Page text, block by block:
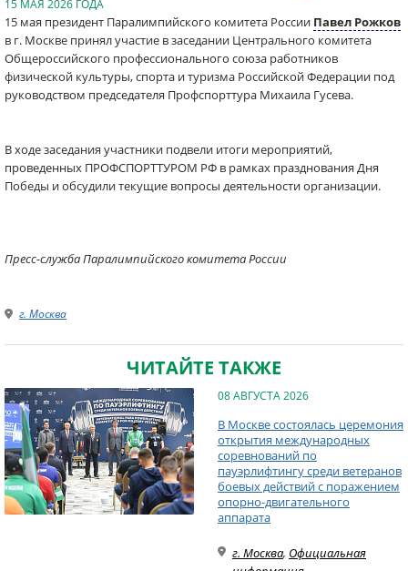
15 МАЯ 2026 ГОДА
15 мая президент Паралимпийского комитета России Павел Рожков
в г. Москве принял участие в заседании Центрального комитета
Общероссийского профессионального союза работников
физической культуры, спорта и туризма Российской Федерации под
руководством председателя Профспорттура Михаила Гусева.
В ходе заседания участники подвели итоги мероприятий,
проведенных ПРОФСПОРТТУРОМ РФ в рамках празднования Дня
Победы и обсудили текущие вопросы деятельности организации.
Пресс-служба Паралимпийского комитета России
г. Москва
ЧИТАЙТЕ ТАКЖЕ
08 АВГУСТА 2026
В Москве состоялась церемония
открытия международных
соревнований по
пауэрлифтингу среди ветеранов
боевых действий с поражением
опорно-двигательного
аппарата
г. Москва, Официальная